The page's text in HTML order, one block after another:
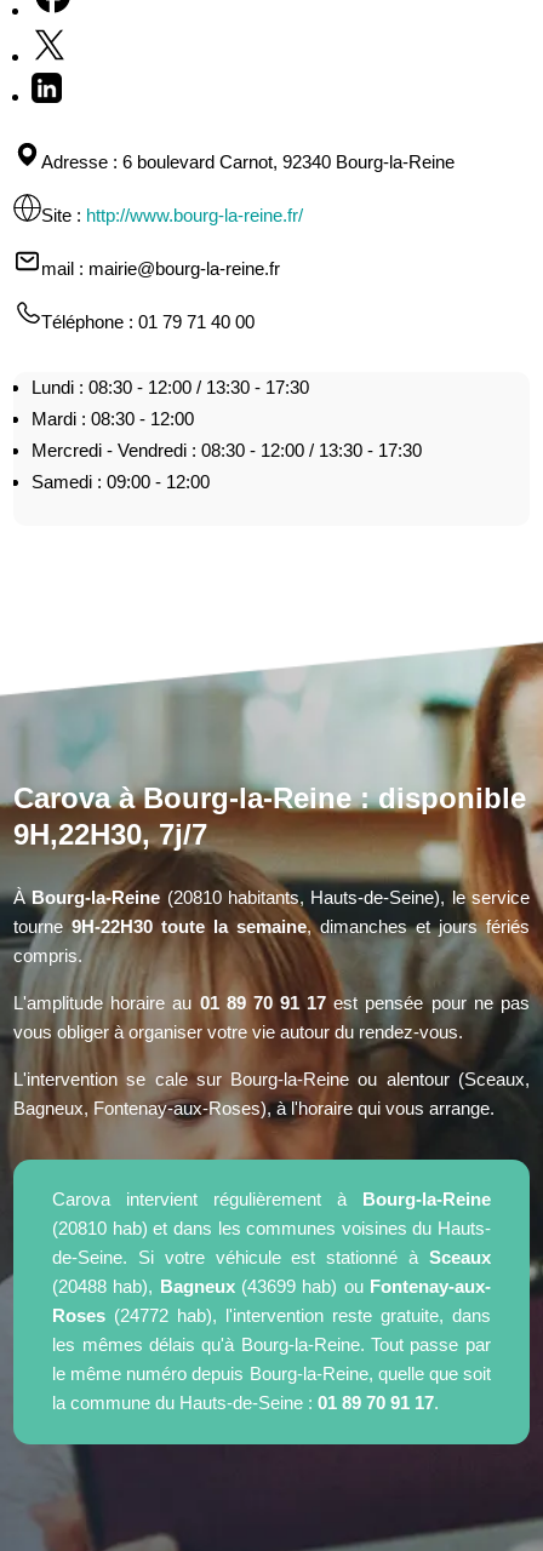
Adresse : 6 boulevard Carnot, 92340 Bourg-la-Reine
Site : http://www.bourg-la-reine.fr/
mail : mairie@bourg-la-reine.fr
Téléphone : 01 79 71 40 00
Lundi : 08:30 - 12:00 / 13:30 - 17:30
Mardi : 08:30 - 12:00
Mercredi - Vendredi : 08:30 - 12:00 / 13:30 - 17:30
Samedi : 09:00 - 12:00
Carova à Bourg-la-Reine : disponible
9H,22H30, 7j/7
ÀBourg-la-Reine (20810 habitants, Hauts-de-Seine), le service
tourne9H-22H30 toute la semaine, dimanches et jours fériés
compris.
L'amplitude horaire au 01 89 70 91 17 est pensée pour ne pas
vous obliger à organiser votre vie autour du rendez-vous.
L'intervention se cale sur Bourg-la-Reine ou alentour (Sceaux,
Bagneux, Fontenay-aux-Roses), à l'horaire qui vous arrange.
Carova intervient régulièrement à Bourg-la-Reine
(20810 hab) et dans les communes voisines du Hauts-
de-Seine. Si votre véhicule est stationné à Sceaux
(20488 hab), Bagneux(43699 hab) ou Fontenay-aux-
Roses (24772 hab), l'intervention reste gratuite, dans
les mêmes délais qu'à Bourg-la-Reine. Tout passe par
le même numéro depuis Bourg-la-Reine, quelle que soit
la commune du Hauts-de-Seine :01 89 70 91 17.